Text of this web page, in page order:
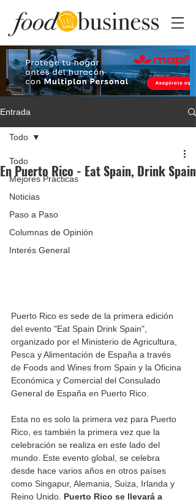
Entrada
Todo
Mejores Prácticas
Noticias
Paso a Paso
Columnas de Opinión
Interés General
Todo
En Puerto Rico - Eat Spain, Drink Spain
Puerto Rico es sede de la primera edición
del evento "Eat Spain Drink Spain",
organizado por el Ministerio de Agricultura,
Pesca y Alimentación de España a través
de Foods and Wines from Spain y la Oficina
Económica y Comercial del Consulado
General de España en Puerto Rico.
Esta no es solo la primera vez para Puerto
Rico, es también la primera vez que la
celebración se realiza en este lado del
mundo. Este evento global, se celebra
desde hace varios años en otros países
como Singapur, Alemania, Suiza, Irlanda y
Reino Unido. Puerto Rico se llevará a